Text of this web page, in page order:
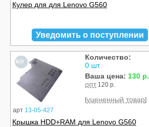
Кулер для для Lenovo G560
Уведомить о поступлении
Б/У
арт 13-05-427
Количество:
0 шт.
Ваша цена: 130 р.
опт 120 р.
[уцененный товар]
Крышка HDD+RAM для Lenovo G560